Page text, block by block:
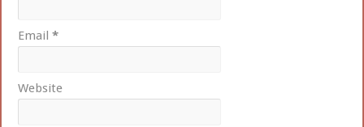
Email*
Website